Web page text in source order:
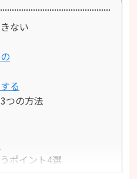
ない
る
つの方法
ポイント4選